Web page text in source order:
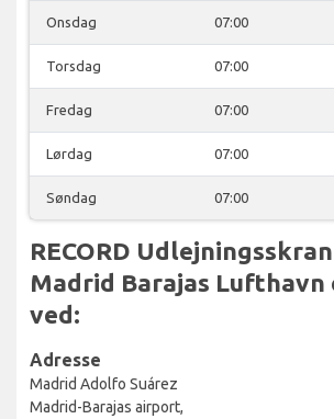
Onsdag 07:00
Torsdag 07:00
Fredag 07:00
Lørdag 07:00
Søndag 07:00
RECORD
Madrid Barajas Lufthavn
ved:
Adresse
Madrid Adolfo Suárez
Madrid-Barajas airport,